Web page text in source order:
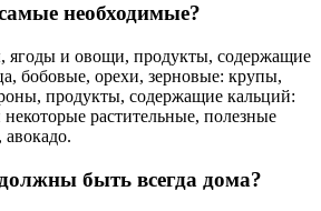
необходимые?
ягоды и овощи, продукты, содержащие
бобовые, орехи, зерновые: крупы,
продукты, содержащие кальций:
растительные, полезные
быть всегда дома?